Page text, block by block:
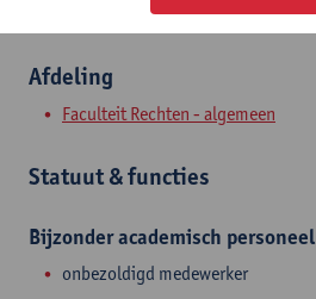
Afdeling
Faculteit Rechten - algemeen
Statuut & functies
Bijzonder academisch personeel
onbezoldigd medewerker